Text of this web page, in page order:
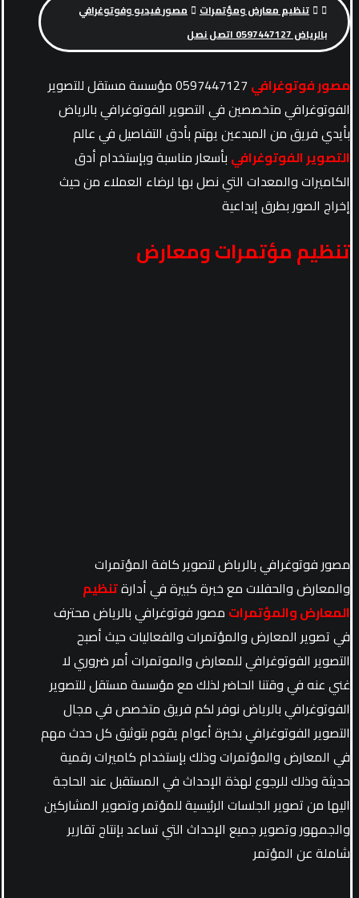
تنظيم معارض ومؤتمرات
مصور فيديو وفوتوغرافي
بالرياض 0597447127 اتصل نصل
مصور فوتوغرافي
0597447127 مؤسسة مستقل للتصوير
الفوتوغرافي متخصصين في التصوير الفوتوغرافي بالرياض
بأيدي فريق من المبدعين يهتم بأدق التفاصيل في عالم
التصوير الفوتوغرافي بأسعار مناسبة وبإستخدام أدق
الكاميرات والمعدات التي نصل بها لرضاء العملاء من حيث
إخراج الصور بطرق إبداعية
تنظيم مؤتمرات ومعارض
مصور فوتوغرافي بالرياض لتصوير كافة المؤتمرات
والمعارض والحفلات مع خبرة كبيرة في أدارةتنظيم
المعارض والمؤتمرات مصور فوتوغرافي بالرياض محترف
في تصوير المعارض والمؤتمرات والفعاليات حيث أصبح
التصوير الفوتوغرافي للمعارض والموتمرات أمر ضروري لا
غني عنه في وقتنا الحاضر لذلك مع مؤسسة مستقل للتصوير
الفوتوغرافي بالرياض نوفر لكم فريق متخصص في مجال
التصوير الفوتوغرافي بخبرة أعوام يقوم بتوثيق كل حدث مهم
في المعارض والمؤتمرات وذلك بإستخدام كاميرات رقمية
حديثة وذلك للرجوع لهذة الإحداث في المستقبل عند الحاجة
اليها من تصوير الجلسات الرئيسية للمؤتمر وتصوير المشاركين
والجمهور وتصوير جميع الإحداث التي تساعد بإنتاج تقارير
شاملة عن المؤتمر